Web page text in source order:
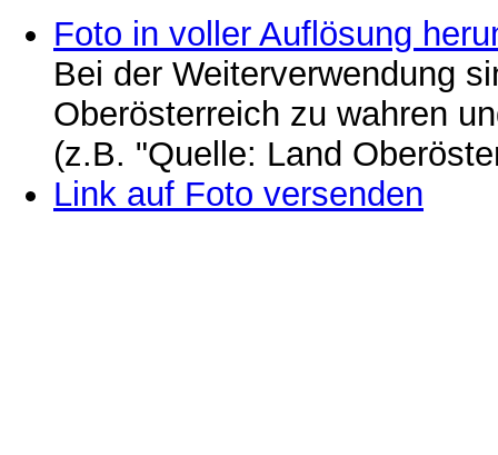
Foto in voller Auflösung
Bei der Weiterverwendung
Oberösterreich zu wahren
(z.B. "Quelle: Land
Link auf Foto versenden